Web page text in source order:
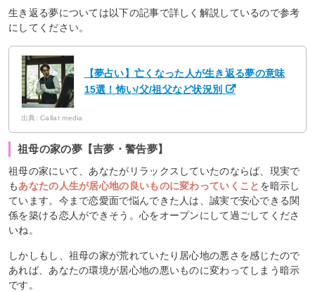
生き返る夢については以下の記事で詳しく解説しているので参考
にしてください。
【夢占い】亡くなった人が生き返る夢の意味
15選！怖い/父/祖父など状況別
出典: Callat media
祖母の家の夢【吉夢・警告夢】
祖母の家にいて、あなたがリラックスしていたのならば、現実で
もあなたの人生が居心地の良いものに変わっていくこと を暗示し
ています。今まで恋愛面で悩んできた人は、誠実で安心できる関
係を築ける恋人ができそう。心をオープンにして過ごしてくださ
いね。
しかしもし、祖母の家が荒れていたり居心地の悪さを感じたので
あれば、あなたの環境が居心地の悪いものに変わってしまう暗示
です。